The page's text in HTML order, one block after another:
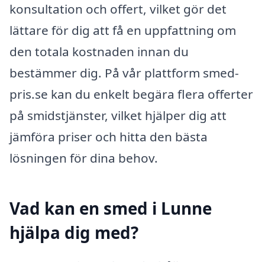
konsultation och offert, vilket gör det
lättare för dig att få en uppfattning om
den totala kostnaden innan du
bestämmer dig. På vår plattform smed-
pris.se kan du enkelt begära flera offerter
på smidstjänster, vilket hjälper dig att
jämföra priser och hitta den bästa
lösningen för dina behov.
Vad kan en smed i Lunne
hjälpa dig med?